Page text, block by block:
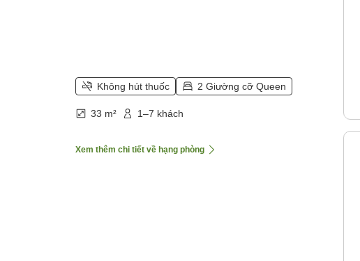
Không hút thuốc 2 Giường cỡ Queen
33 m² 1–7 khách
Xem thêm chi tiết về hạng phòng